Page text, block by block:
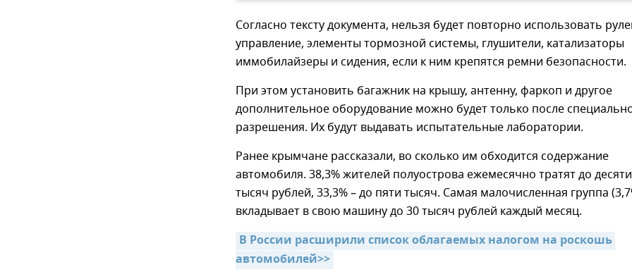
Согласно тексту документа, нельзя будет повторно использовать
управление, элементы тормозной системы, глушители, катализаторы
иммобилайзеры и сидения, если к ним крепятся ремни безопасности.
При этом установить багажник на крышу, антенну, фаркоп и другое
дополнительное оборудование можно будет только после
разрешения. Их будут выдавать испытательные лаборатории.
Ранее крымчане рассказали, во сколько им обходится содержание
автомобиля. 38,3% жителей полуострова ежемесячно тратят до десяти
тысяч рублей, 33,3% – до пяти тысяч. Самая малочисленная группа
вкладывает в свою машину до 30 тысяч рублей каждый месяц.
В России расширили список облагаемых налогом на роскошь
автомобилей>>